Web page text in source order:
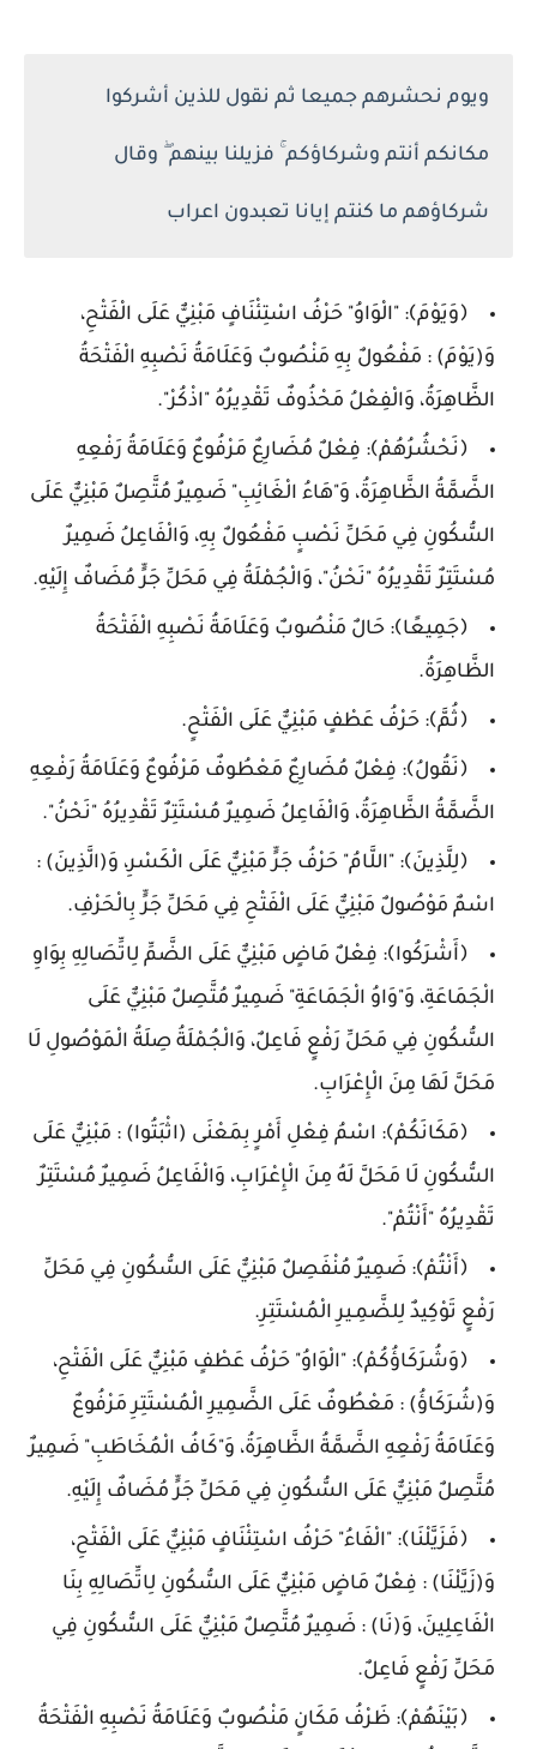
ويوم نحشرهم جميعا ثم نقول للذين أشركوا
مكانكم أنتم وشركاؤكم ۚ فزيلنا بينهم ۖ وقال
شركاؤهم ما كنتم إيانا تعبدون اعراب
﴿وَيَوْمَ﴾: "الْوَاوُ" حَرْفُ اسْتِئْنَافٍ مَبْنِيٌّ عَلَى الْفَتْحِ،
وَ(يَوْمَ) : مَفْعُولٌ بِهِ مَنْصُوبٌ وَعَلَامَةُ نَصْبِهِ الْفَتْحَةُ
الظَّاهِرَةُ، وَالْفِعْلُ مَحْذُوفٌ تَقْدِيرُهُ "اذْكُرْ".
﴿نَحْشُرُهُمْ﴾: فِعْلٌ مُضَارِعٌ مَرْفُوعٌ وَعَلَامَةُ رَفْعِهِ
الضَّمَّةُ الظَّاهِرَةُ، وَ"هَاءُ الْغَائِبِ" ضَمِيرٌ مُتَّصِلٌ مَبْنِيٌّ عَلَى
السُّكُونِ فِي مَحَلِّ نَصْبٍ مَفْعُولٌ بِهِ، وَالْفَاعِلُ ضَمِيرٌ
مُسْتَتِرٌ تَقْدِيرُهُ "نَحْنُ"، وَالْجُمْلَةُ فِي مَحَلِّ جَرٍّ مُضَافٌ إِلَيْهِ.
﴿جَمِيعًا﴾: حَالٌ مَنْصُوبٌ وَعَلَامَةُ نَصْبِهِ الْفَتْحَةُ
الظَّاهِرَةُ.
﴿ثُمَّ﴾: حَرْفُ عَطْفٍ مَبْنِيٌّ عَلَى الْفَتْحٍ.
﴿نَقُولُ﴾: فِعْلٌ مُضَارِعٌ مَعْطُوفٌ مَرْفُوعٌ وَعَلَامَةُ رَفْعِهِ
الضَّمَّةُ الظَّاهِرَةُ، وَالْفَاعِلُ ضَمِيرٌ مُسْتَتِرٌ تَقْدِيرُهُ "نَحْنُ".
﴿لِلَّذِينَ﴾: "اللَّامُ" حَرْفُ جَرٍّ مَبْنِيٌّ عَلَى الْكَسْرِ، وَ(الَّذِينَ) :
اسْمٌ مَوْصُولٌ مَبْنِيٌّ عَلَى الْفَتْحِ فِي مَحَلِّ جَرٍّ بِالْحَرْفِ.
﴿أَشْرَكُوا﴾: فِعْلٌ مَاضٍ مَبْنِيٌّ عَلَى الضَّمِّ لِاتِّصَالِهِ بِوَاوِ
الْجَمَاعَةِ، وَ"وَاوُ الْجَمَاعَةِ" ضَمِيرٌ مُتَّصِلٌ مَبْنِيٌّ عَلَى
السُّكُونِ فِي مَحَلِّ رَفْعٍ فَاعِلٌ، وَالْجُمْلَةُ صِلَةُ الْمَوْصُولِ لَا
مَحَلَّ لَهَا مِنَ الْإِعْرَابِ.
﴿مَكَانَكُمْ﴾: اسْمُ فِعْلِ أَمْرٍ بِمَعْنَى (اثْبَتُوا) : مَبْنِيٌّ عَلَى
السُّكُونِ لَا مَحَلَّ لَهُ مِنَ الْإِعْرَابِ، وَالْفَاعِلُ ضَمِيرٌ مُسْتَتِرٌ
تَقْدِيرُهُ "أَنْتُمْ".
﴿أَنْتُمْ﴾: ضَمِيرٌ مُنْفَصِلٌ مَبْنِيٌّ عَلَى السُّكُونِ فِي مَحَلِّ
رَفْعٍ تَوْكِيدٌ لِلضَّمِـيرِ الْمُسْتَتِرِ.
﴿وَشُرَكَاؤُكُمْ﴾: "الْوَاوُ" حَرْفُ عَطْفٍ مَبْنِيٌّ عَلَى الْفَتْحِ،
وَ(شُرَكَاؤُ) : مَعْطُوفٌ عَلَى الضَّمِيرِ الْمُسْتَتِرِ مَرْفُوعٌ
وَعَلَامَةُ رَفْعِهِ الضَّمَّةُ الظَّاهِرَةُ، وَ"كَافُ الْمُخَاطَبِ" ضَمِيرٌ
مُتَّصِلٌ مَبْنِيٌّ عَلَى السُّكُونِ فِي مَحَلِّ جَرٍّ مُضَافٌ إِلَيْهِ.
﴿فَزَيَّلْنَا﴾: "الْفَاءُ" حَرْفُ اسْتِئْنَافٍ مَبْنِيٌّ عَلَى الْفَتْحِ،
وَ(زَيَّلْنَا) : فِعْلٌ مَاضٍ مَبْنِيٌّ عَلَى السُّكُونِ لِاتِّصَالِهِ بِنَا
الْفَاعِلِينَ، وَ(نَا) : ضَمِيرٌ مُتَّصِلٌ مَبْنِيٌّ عَلَى السُّكُونِ فِي
مَحَلِّ رَفْعٍ فَاعِلٌ.
﴿بَيْنَهُمْ﴾: ظَرْفُ مَكَانٍ مَنْصُوبٌ وَعَلَامَةُ نَصْبِهِ الْفَتْحَةُ